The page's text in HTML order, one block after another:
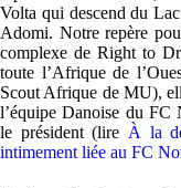
Volta qui descend du
Adomi. Notre repère
complexe de Right to
toute l’Afrique de
Scout Afrique de MU),
l’équipe Danoise du FC
le président (lire À la
intimement liée au FC